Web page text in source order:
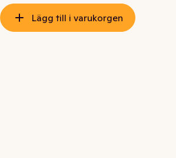
Lägg till i varukorgen